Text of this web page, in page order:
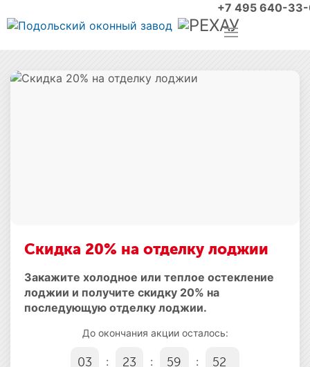
+7 495 640-
Скидка 20% на отделку лоджии
Закажите холодное или теплое остекление
лоджии и получите скидку 20% на
последующую отделку лоджии.
До окончания акции осталось:
03 : 23 : 59 : 51